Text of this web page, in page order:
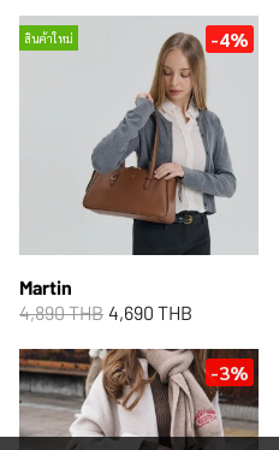
สินค้าใหม่ -4%
Martin
4,890 THB 4,690 THB
-3%